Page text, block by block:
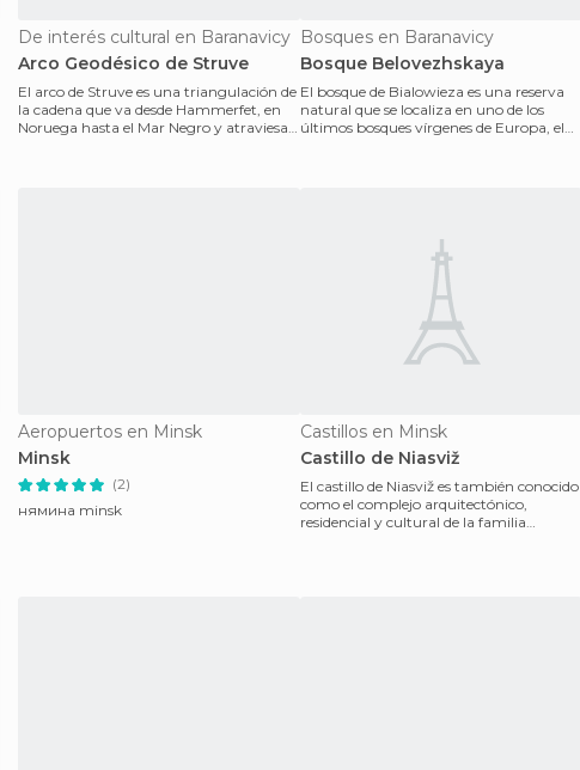
De interés cultural en Baranavicy
Arco Geodésico de Struve
El arco de Struve es una triangulación de
la cadena que va desde Hammerfet, en
Noruega hasta el Mar Negro y atraviesa
Bosques en Baranavicy
Bosque Belovezhskaya
El bosque de Bialowieza es una reserva
natural que se localiza en uno de los
últimos bosques vírgenes de Europa, el
Aeropuertos en Minsk
Minsk
(2)
нямина minsk
Castillos en Minsk
Castillo de Niasviž
El castillo de Niasviž es también conocido
como el complejo arquitectónico,
residencial y cultural de la familia